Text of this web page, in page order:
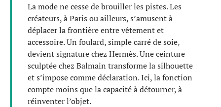
La mode ne cesse de brouiller les pistes. Les
créateurs, à Paris ou ailleurs, s’amusent à
déplacer la frontière entre vêtement et
accessoire. Un foulard, simple carré de soie,
devient signature chez Hermès. Une ceinture
sculptée chez Balmain transforme la silhouette
et s’impose comme déclaration. Ici, la fonction
compte moins que la capacité à détourner, à
réinventer l’objet.